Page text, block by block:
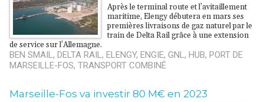
Après le terminal route et l’avitaillement
maritime, Elengy débutera en mars ses
premières livraisons de gaz naturel par le
train de Delta Rail grâce à une extension
de service sur l’Allemagne.
BEN SMAIL, DELTA RAIL, ELENGY, ENGIE, GNL, HUB, PORT DE
MARSEILLE-FOS, TRANSPORT COMBINÉ
​Marseille-Fos va investir 80 M€ en 2023